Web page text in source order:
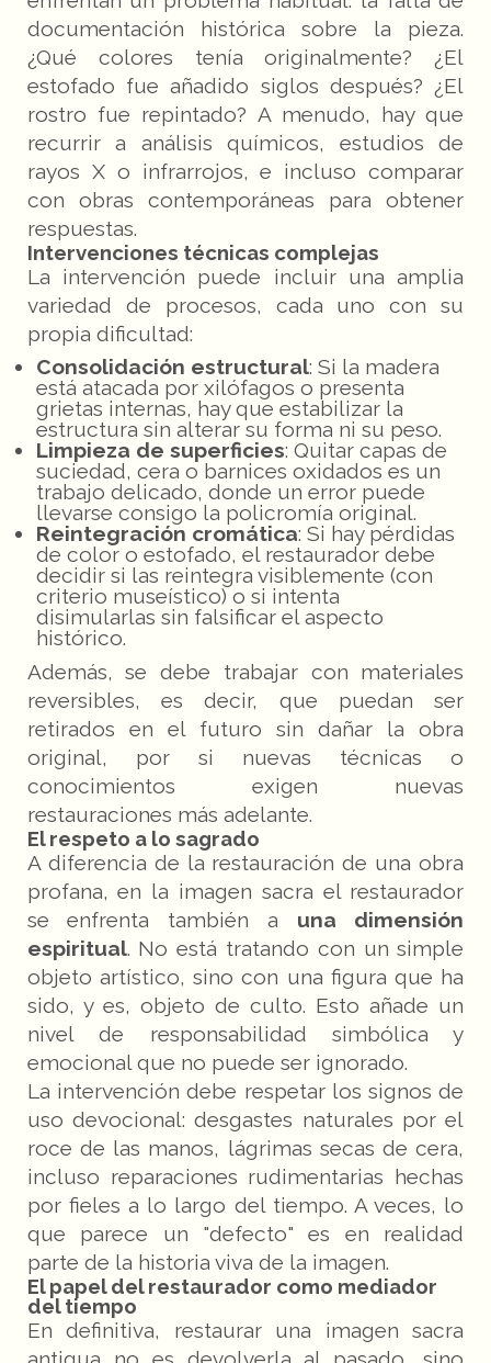
documentación histórica sobre la pieza.
¿Qué colores tenía originalmente? ¿El
estofado fue añadido siglos después? ¿El
rostro fue repintado? A menudo, hay que
recurrir a análisis químicos, estudios de
rayos X o infrarrojos, e incluso comparar
con obras contemporáneas para obtener
respuestas.
Intervenciones técnicas complejas
La intervención puede incluir una amplia
variedad de procesos, cada uno con su
propia dificultad:
Consolidación estructural: Si la madera
está atacada por xilófagos o presenta
grietas internas, hay que estabilizar la
estructura sin alterar su forma ni su peso.
Limpieza de superficies: Quitar capas de
suciedad, cera o barnices oxidados es un
trabajo delicado, donde un error puede
llevarse consigo la policromía original.
Reintegración cromática: Si hay pérdidas
de color o estofado, el restaurador debe
decidir si las reintegra visiblemente (con
criterio museístico) o si intenta
disimularlas sin falsificar el aspecto
histórico.
Además, se debe trabajar con materiales
reversibles, es decir, que puedan ser
retirados en el futuro sin dañar la obra
original, por si nuevas técnicas o
conocimientos exigen nuevas
restauraciones más adelante.
El respeto a lo sagrado
A diferencia de la restauración de una obra
profana, en la imagen sacra el restaurador
se enfrenta también a una dimensión
espiritual. No está tratando con un simple
objeto artístico, sino con una figura que ha
sido, y es, objeto de culto. Esto añade un
nivel de responsabilidad simbólica y
emocional que no puede ser ignorado.
La intervención debe respetar los signos de
uso devocional: desgastes naturales por el
roce de las manos, lágrimas secas de cera,
incluso reparaciones rudimentarias hechas
por fieles a lo largo del tiempo. A veces, lo
que parece un "defecto" es en realidad
parte de la historia viva de la imagen.
El papel del restaurador como mediador
del tiempo
En definitiva, restaurar una imagen sacra